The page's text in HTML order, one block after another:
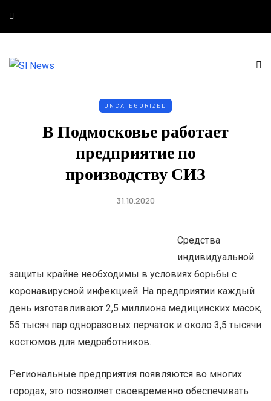
UNCATEGORIZED
В Подмосковье работает
предприятие по
производству СИЗ
31.10.2020
Средства
индивидуальной
защиты крайне необходимы в условиях борьбы с
коронавирусной инфекцией. На предприятии каждый
день изготавливают 2,5 миллиона медицинских масок,
55 тысяч пар одноразовых перчаток и около 3,5 тысячи
костюмов для медработников.
Региональные предприятия появляются во многих
городах, это позволяет своевременно обеспечивать